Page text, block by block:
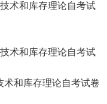
术和库存理论自考试
术和库存理论自考试
术和库存理论自考试卷